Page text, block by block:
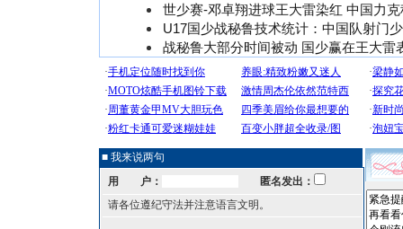
世少赛-邓卓翔进球王大雷染红 中国力
U17国少战秘鲁技术统计：中国队射门
战秘鲁大部分时间被动 国少赢在王大雷
■ 我来说两句
用 户：
匿名发出：
请各位遵纪守法并注意语言文明。